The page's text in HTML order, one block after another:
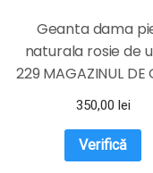
Geanta dama
naturala rosie de
229 MAGAZINUL DE
350,00 lei
Verifică